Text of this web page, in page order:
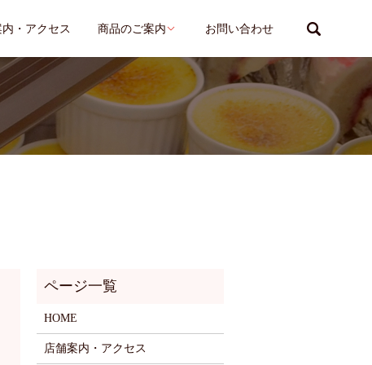
内・アクセス 商品のご案内 お問い合わせ
HOME
店舗案内・アクセス